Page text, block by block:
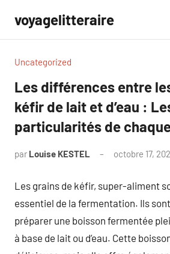
contenu
voyagelitteraire
Uncategorized
Les différences entre
kéfir de lait et d’eau :
particularités de
par Louise KESTEL octobre 17,
Les grains de kéfir, super-aliment
essentiel de la fermentation. Ils
préparer une boisson fermentée
à base de lait ou d’eau. Cette